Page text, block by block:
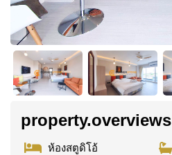
property.overviews
ห้องสตูดิโอ้